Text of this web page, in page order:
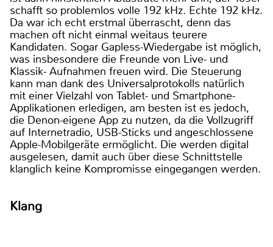
schafft so problemlos volle 192 kHz. Echte 192 kHz.
Da war ich echt erstmal überrascht, denn das
machen oft nicht einmal weitaus teurere
Kandidaten. Sogar Gapless-Wiedergabe ist möglich,
was insbesondere die Freunde von Live- und
Klassik- Aufnahmen freuen wird. Die Steuerung
kann man dank des Universalprotokolls natürlich
mit einer Vielzahl von Tablet- und Smartphone-
Applikationen erledigen, am besten ist es jedoch,
die Denon-eigene App zu nutzen, da die Vollzugriff
auf Internetradio, USB-Sticks und angeschlossene
Apple-Mobilgeräte ermöglicht. Die werden digital
ausgelesen, damit auch über diese Schnittstelle
klanglich keine Kompromisse eingegangen werden.
Klang